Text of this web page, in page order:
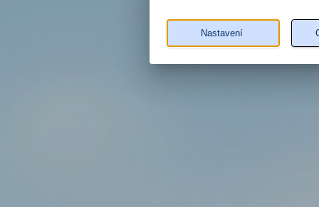
Nastavení